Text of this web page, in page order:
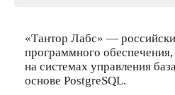
«Тантор Лабс» —
программного
на системах управления
основе PostgreSQL.